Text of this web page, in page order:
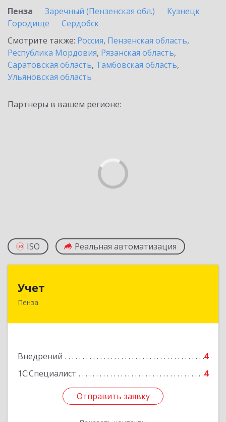
Пенза
Заречный (Пензенская обл.)
Кузнецк
Городище
Сердобск
Смотрите также: Россия, Пензенская область,
Республика Мордовия, Рязанская область,
Саратовская область, Тамбовская область,
Ульяновская область
Партнеры в вашем регионе:
ISO Реальная автоматизация
Учет
Пенза
Внедрений
4
1С:Специалист
4
Отправить заявку
Отправить заявку